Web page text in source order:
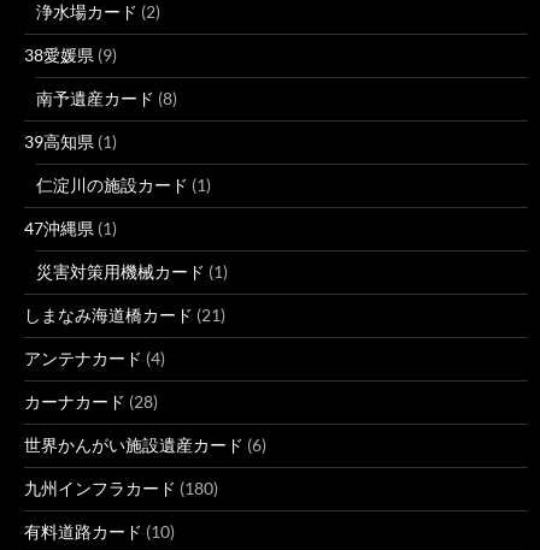
浄水場カード (2)
38愛媛県 (9)
南予遺産カード (8)
39高知県 (1)
仁淀川の施設カード (1)
47沖縄県 (1)
災害対策用機械カード (1)
しまなみ海道橋カード (21)
アンテナカード (4)
カーナカード (28)
世界かんがい施設遺産カード (6)
九州インフラカード (180)
有料道路カード (10)